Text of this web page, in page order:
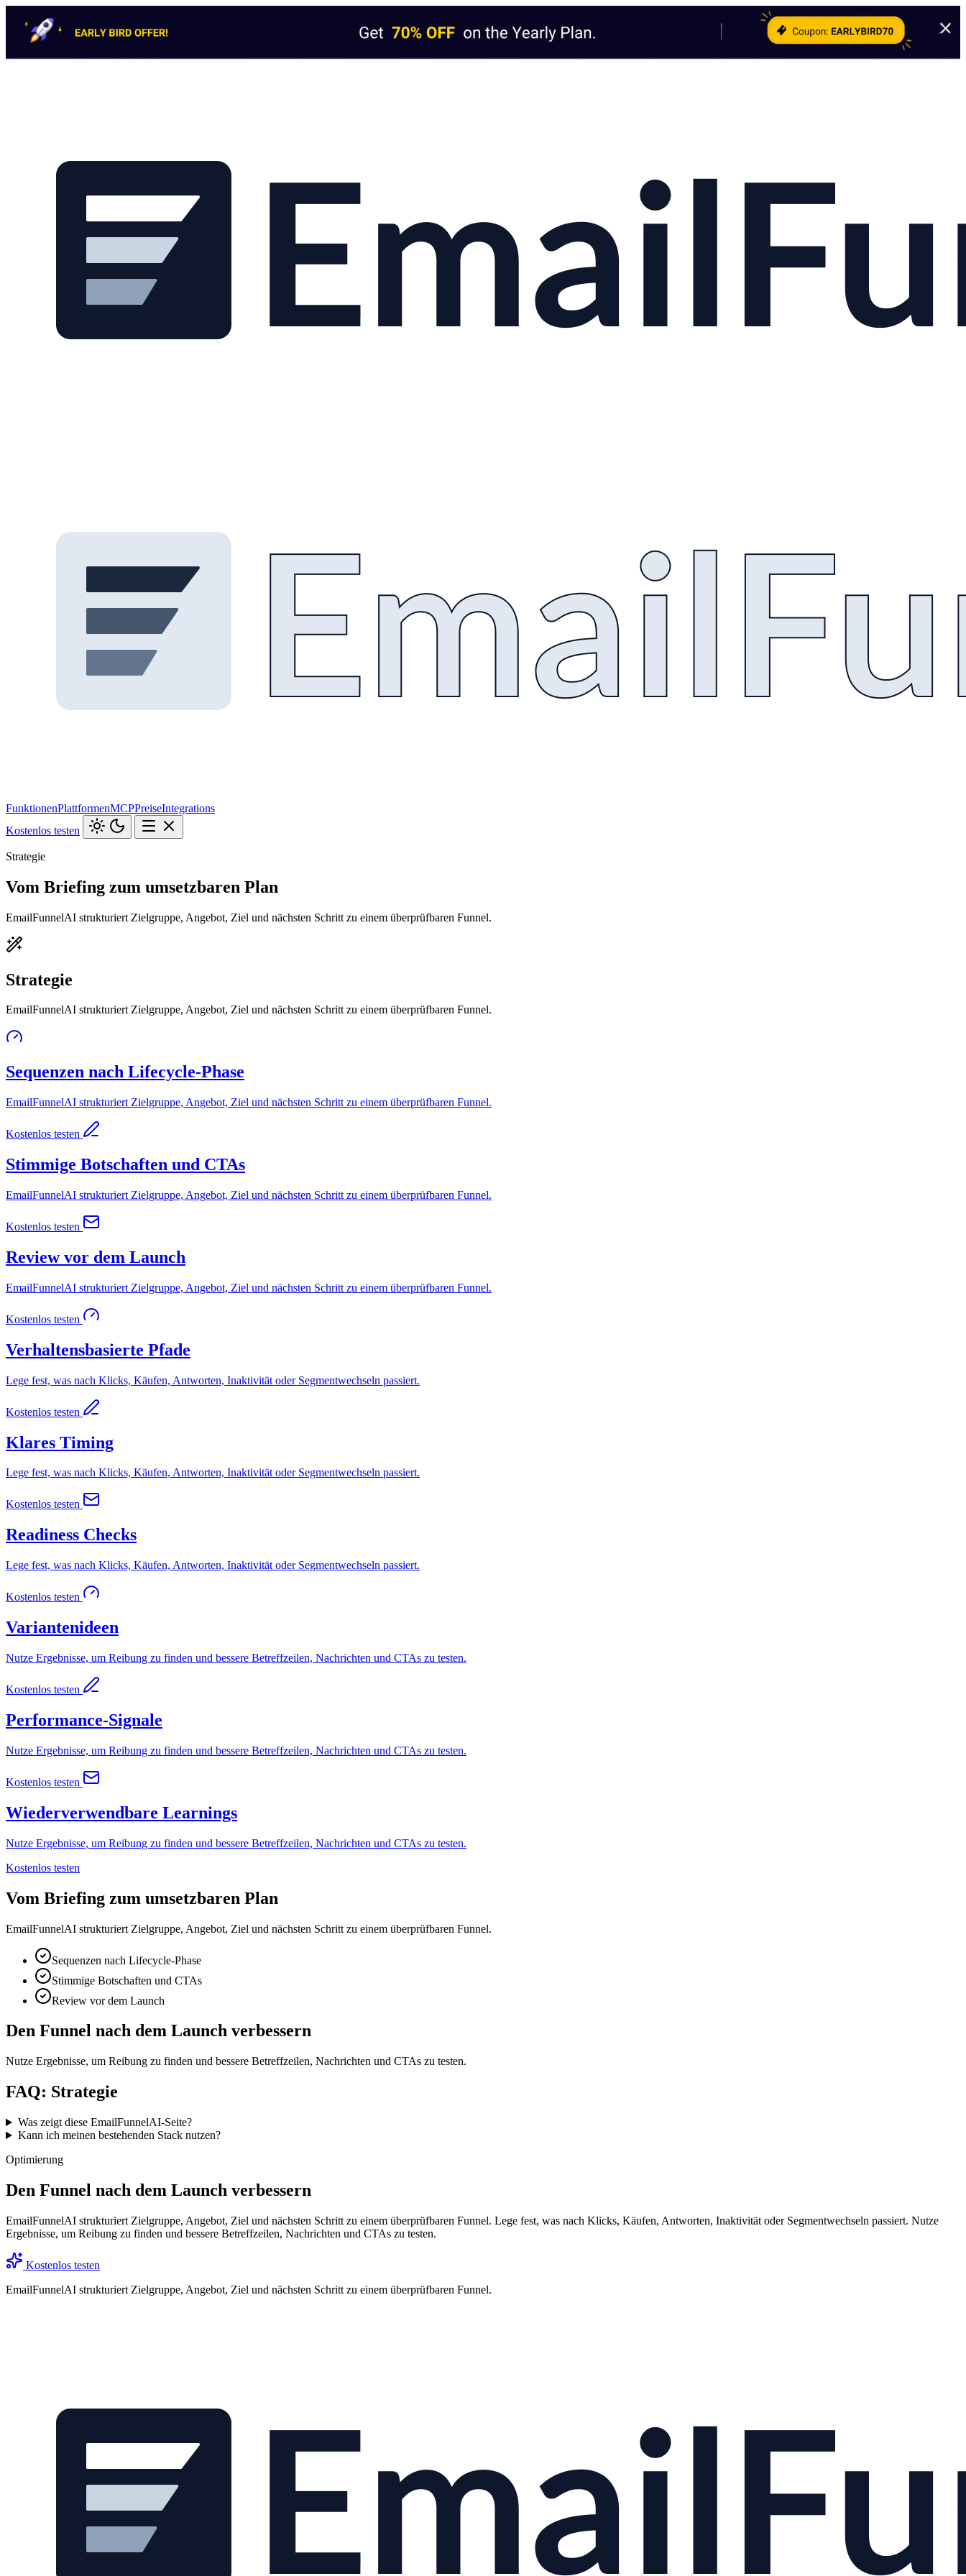
FunktionenPlattformenMCPPreiseIntegrations
Kostenlos testen
Strategie
Vom Briefing zum umsetzbaren Plan
EmailFunnelAI strukturiert Zielgruppe, Angebot, Ziel und nächsten Schritt zu einem überprüfbaren Funnel.
Strategie
EmailFunnelAI strukturiert Zielgruppe, Angebot, Ziel und nächsten Schritt zu einem überprüfbaren Funnel.
Sequenzen nach Lifecycle-Phase
EmailFunnelAI strukturiert Zielgruppe, Angebot, Ziel und nächsten Schritt zu einem überprüfbaren Funnel.
Kostenlos testen
Stimmige Botschaften und CTAs
EmailFunnelAI strukturiert Zielgruppe, Angebot, Ziel und nächsten Schritt zu einem überprüfbaren Funnel.
Kostenlos testen
Review vor dem Launch
EmailFunnelAI strukturiert Zielgruppe, Angebot, Ziel und nächsten Schritt zu einem überprüfbaren Funnel.
Kostenlos testen
Verhaltensbasierte Pfade
Lege fest, was nach Klicks, Käufen, Antworten, Inaktivität oder Segmentwechseln passiert.
Kostenlos testen
Klares Timing
Lege fest, was nach Klicks, Käufen, Antworten, Inaktivität oder Segmentwechseln passiert.
Kostenlos testen
Readiness Checks
Lege fest, was nach Klicks, Käufen, Antworten, Inaktivität oder Segmentwechseln passiert.
Kostenlos testen
Variantenideen
Nutze Ergebnisse, um Reibung zu finden und bessere Betreffzeilen, Nachrichten und CTAs zu testen.
Kostenlos testen
Performance-Signale
Nutze Ergebnisse, um Reibung zu finden und bessere Betreffzeilen, Nachrichten und CTAs zu testen.
Kostenlos testen
Wiederverwendbare Learnings
Nutze Ergebnisse, um Reibung zu finden und bessere Betreffzeilen, Nachrichten und CTAs zu testen.
Kostenlos testen
Vom Briefing zum umsetzbaren Plan
EmailFunnelAI strukturiert Zielgruppe, Angebot, Ziel und nächsten Schritt zu einem überprüfbaren Funnel.
Sequenzen nach Lifecycle-Phase
Stimmige Botschaften und CTAs
Review vor dem Launch
Den Funnel nach dem Launch verbessern
Nutze Ergebnisse, um Reibung zu finden und bessere Betreffzeilen, Nachrichten und CTAs zu testen.
FAQ: Strategie
Was zeigt diese EmailFunnelAI-Seite?
Kann ich meinen bestehenden Stack nutzen?
Optimierung
Den Funnel nach dem Launch verbessern
EmailFunnelAI strukturiert Zielgruppe, Angebot, Ziel und nächsten Schritt zu einem überprüfbaren Funnel. Lege fest, was nach Klicks, Käufen, Antworten, Inaktivität oder Segmentwechseln passiert. Nutze
Ergebnisse, um Reibung zu finden und bessere Betreffzeilen, Nachrichten und CTAs zu testen.
Kostenlos testen
EmailFunnelAI strukturiert Zielgruppe, Angebot, Ziel und nächsten Schritt zu einem überprüfbaren Funnel.